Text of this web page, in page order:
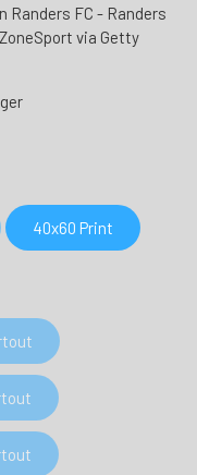
Randers FC - Randers
via Getty
40x60 Print